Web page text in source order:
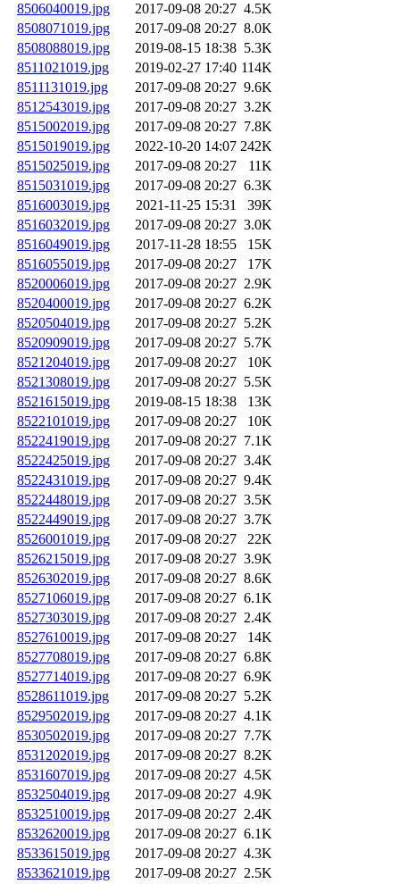
8506040019.jpg
2017-09-08 20:27 4.5K
8508071019.jpg
2017-09-08 20:27 8.0K
8508088019.jpg
2019-08-15 18:38 5.3K
8511021019.jpg
2019-02-27 17:40 114K
8511131019.jpg
2017-09-08 20:27 9.6K
8512543019.jpg
2017-09-08 20:27 3.2K
8515002019.jpg
2017-09-08 20:27 7.8K
8515019019.jpg
2022-10-20 14:07 242K
8515025019.jpg
2017-09-08 20:27
11K
8515031019.jpg
2017-09-08 20:27 6.3K
8516003019.jpg
2021-11-25 15:31
39K
8516032019.jpg
2017-09-08 20:27 3.0K
8516049019.jpg
2017-11-28 18:55
15K
8516055019.jpg
2017-09-08 20:27
17K
8520006019.jpg
2017-09-08 20:27 2.9K
8520400019.jpg
2017-09-08 20:27 6.2K
8520504019.jpg
2017-09-08 20:27 5.2K
8520909019.jpg
2017-09-08 20:27 5.7K
8521204019.jpg
2017-09-08 20:27
10K
8521308019.jpg
2017-09-08 20:27 5.5K
8521615019.jpg
2019-08-15 18:38
13K
8522101019.jpg
2017-09-08 20:27
10K
8522419019.jpg
2017-09-08 20:27 7.1K
8522425019.jpg
2017-09-08 20:27 3.4K
8522431019.jpg
2017-09-08 20:27 9.4K
8522448019.jpg
2017-09-08 20:27 3.5K
8522449019.jpg
2017-09-08 20:27 3.7K
8526001019.jpg
2017-09-08 20:27
22K
8526215019.jpg
2017-09-08 20:27 3.9K
8526302019.jpg
2017-09-08 20:27 8.6K
8527106019.jpg
2017-09-08 20:27 6.1K
8527303019.jpg
2017-09-08 20:27 2.4K
8527610019.jpg
2017-09-08 20:27
14K
8527708019.jpg
2017-09-08 20:27 6.8K
8527714019.jpg
2017-09-08 20:27 6.9K
8528611019.jpg
2017-09-08 20:27 5.2K
8529502019.jpg
2017-09-08 20:27 4.1K
8530502019.jpg
2017-09-08 20:27 7.7K
8531202019.jpg
2017-09-08 20:27 8.2K
8531607019.jpg
2017-09-08 20:27 4.5K
8532504019.jpg
2017-09-08 20:27 4.9K
8532510019.jpg
2017-09-08 20:27 2.4K
8532620019.jpg
2017-09-08 20:27 6.1K
8533615019.jpg
2017-09-08 20:27 4.3K
8533621019.jpg
2017-09-08 20:27 2.5K